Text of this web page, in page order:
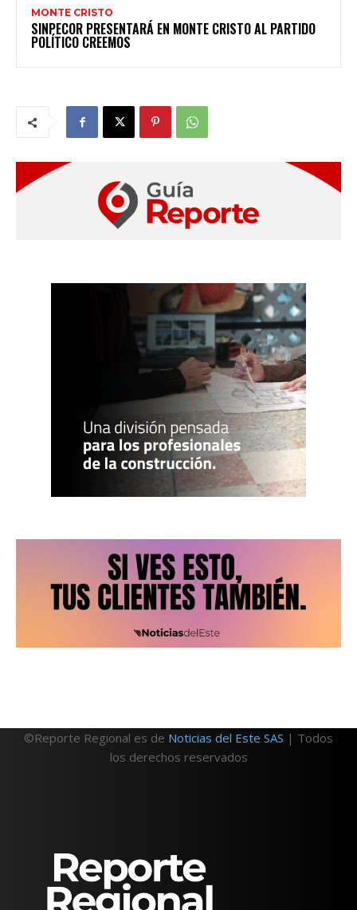
MONTE CRISTO
SINPECOR PRESENTARÁ EN MONTE CRISTO AL PARTIDO
POLÍTICO CREEMOS
©Reporte Regional es de Noticias del Este SAS | Todos
los derechos reservados